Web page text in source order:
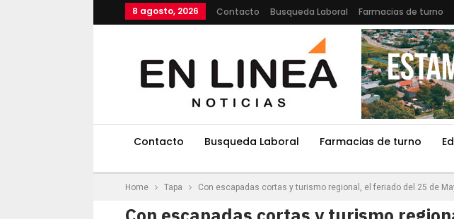
8 agosto, 2026 Contacto Busqueda Laboral Farmacias de turno
Contacto Busqueda Laboral Farmacias de turno
Home Tapa Con escapadas cortas y turismo regional, el feriado del 25 de